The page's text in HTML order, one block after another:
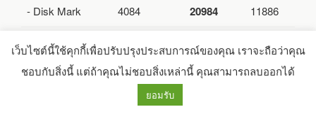
- Disk Mark 4084 20984 11886
Cinebench R23
- Single Core 919 918 789
2862
เว็บไซต์นี้ใช้คุกกี้เพื่อปรับปรุงประสบการณ์ของคุณ เราจะถือว่าคุณ
ชอบกับสิ่งนี้ แต่ถ้าคุณไม่ชอบสิ่งเหล่านี้ คุณสามารถลบออกได้
ยอมรับ